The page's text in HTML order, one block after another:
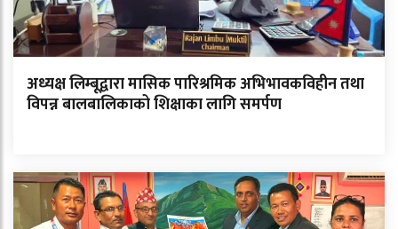
अध्यक्ष लिम्बूद्वारा मासिक पारिश्रमिक अभिभावकविहीन तथा
विपन्न बालबालिकाको शिक्षाका लागि समर्पण